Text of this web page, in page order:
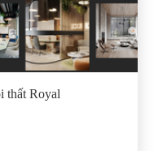
thất Royal